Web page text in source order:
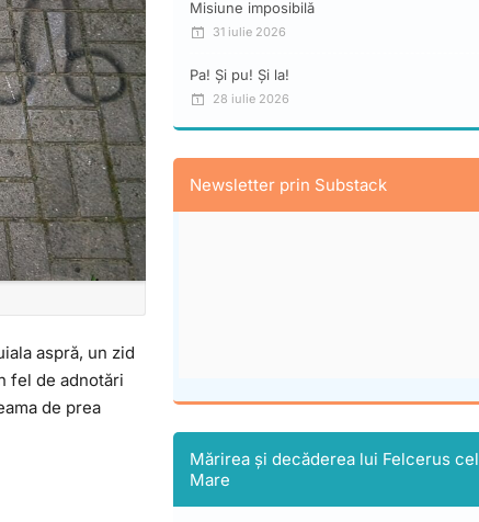
aspră, un zid
fel de adnotări
de prea
Misiune imposibilă
31 iulie 2026
Pa! Și pu! Și la!
28 iulie 2026
Newsletter prin Substack
Mărirea și decăderea lui Felcerus cel
Mare